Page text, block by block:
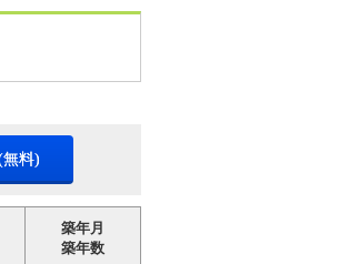
料)
築年月
築年数